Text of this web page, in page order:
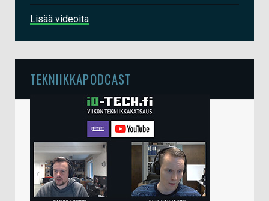
Lisää videoita
TEKNIIKKAPODCAST